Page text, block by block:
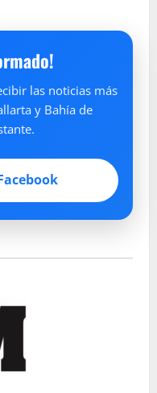
las noticias más
y Bahía de